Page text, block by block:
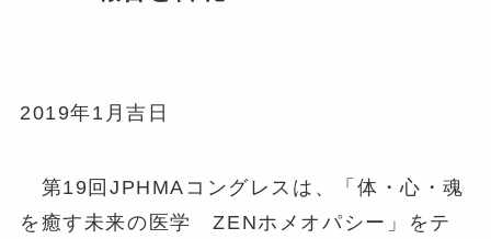
2019年1月吉日
第19回JPHMAコングレスは、「体・心・魂
を癒す未来の医学 ZENホメオパシー」をテ